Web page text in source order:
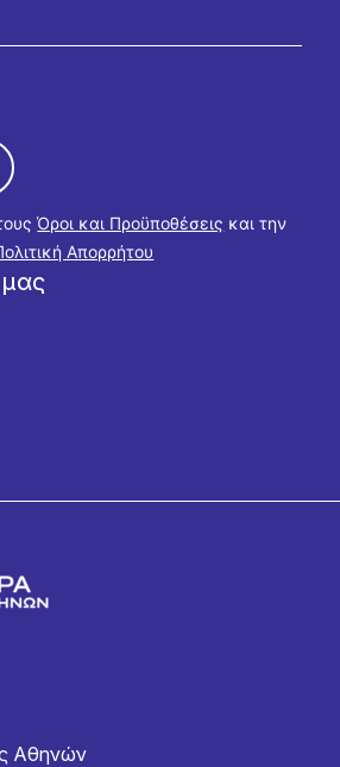
Όροι και Προϋποθέσεις και την
Απορρήτου
Αθηνών